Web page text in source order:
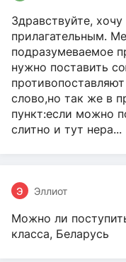
Здравствуйте,
прилагательным.
подразумеваемое
нужно поставить
слово,но так же в
пункт:если можно
слитно и тут нера...
Э Эллиот
Можно ли
класса, Беларусь